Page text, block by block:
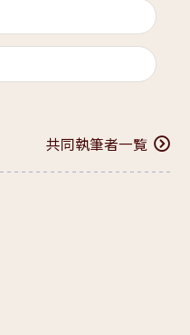
共同執筆者一覧